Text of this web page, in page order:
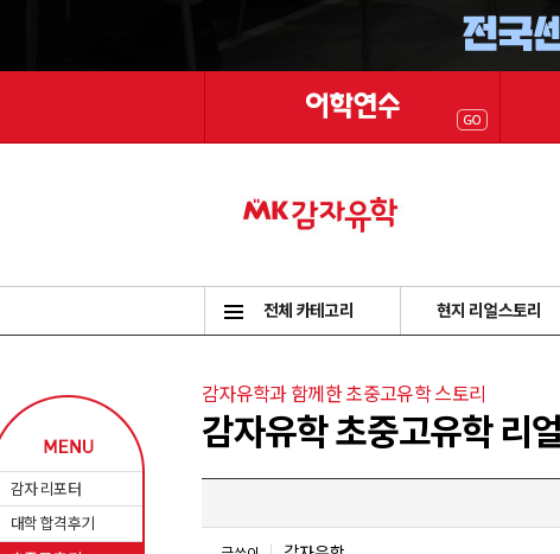
전체 카테고리 현지 리얼스토리
감자유학과 함께한 초중고유학 스토리
감자유학 초중고유학 리
감자 리포터
대학 합격후기